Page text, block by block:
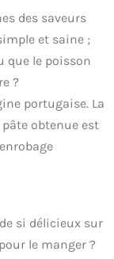
des saveurs
et saine ;
que le poisson
?
portugaise. La
obtenue est
si délicieux sur
le manger ?